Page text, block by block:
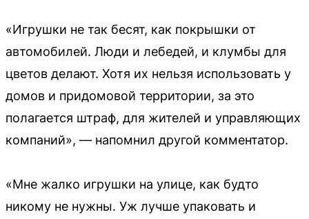
«Игрушки не так бесят, как покрышки от
автомобилей. Люди и лебедей, и клумбы для
цветов делают. Хотя их нельзя использовать у
домов и придомовой территории, за это
полагается штраф, для жителей и управляющих
компаний», — напомнил другой комментатор.
«Мне жалко игрушки на улице, как будто
никому не нужны. Уж лучше упаковать и